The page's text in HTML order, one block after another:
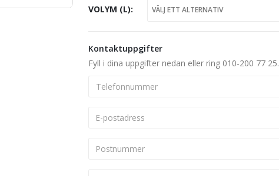
VOLYM (L)
Kontaktuppgifter
Fyll i dina uppgifter nedan eller ring 010-200 77 25.